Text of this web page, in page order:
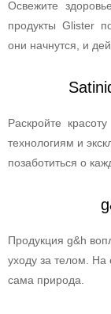
Освежите
продукты Glister
они начнутся, и
Раскройте
технологиям и
позаботиться о
Продукция g&h
уходу за телом. На
сама природа.